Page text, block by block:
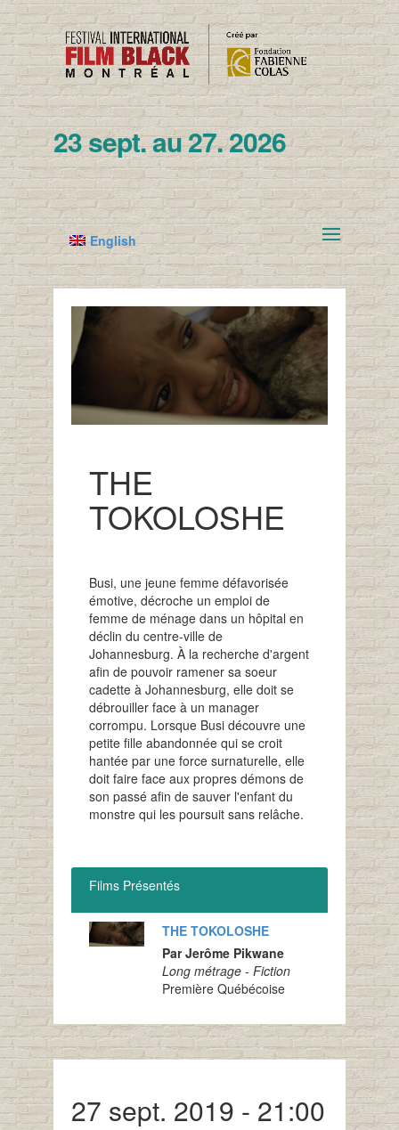
23 sept. au 27. 2026
English
THE
TOKOLOSHE
Busi, une jeune femme défavorisée
émotive, décroche un emploi de
femme de ménage dans un hôpital en
déclin du centre-ville de
Johannesburg. À la recherche d'argent
afin de pouvoir ramener sa soeur
cadette à Johannesburg, elle doit se
débrouiller face à un manager
corrompu. Lorsque Busi découvre une
petite fille abandonnée qui se croit
hantée par une force surnaturelle, elle
doit faire face aux propres démons de
son passé afin de sauver l'enfant du
monstre qui les poursuit sans relâche.
Films Présentés
THE TOKOLOSHE
Par Jerôme Pikwane
Long métrage - Fiction
Première Québécoise
27 sept. 2019 - 21:00